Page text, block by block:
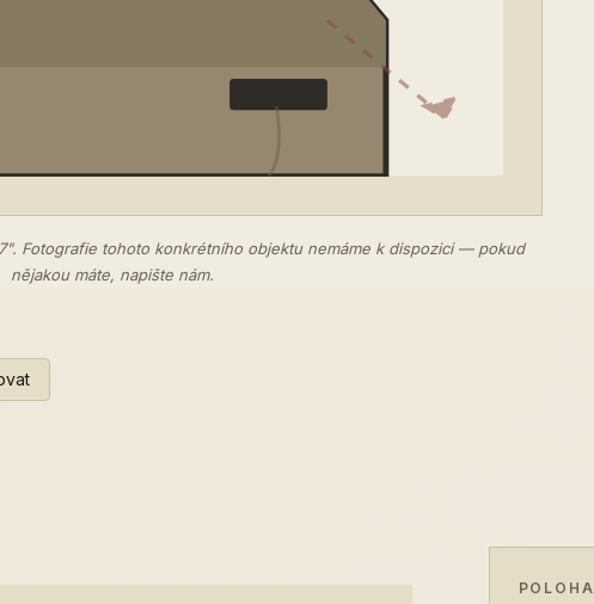
Fotografie tohoto konkrétního objektu nemáme k dispozici — pokud
nějakou máte, napište nám.
POLOHA